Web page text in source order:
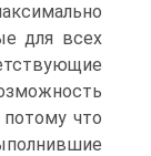
для всех
что